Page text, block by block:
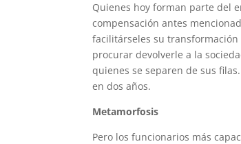
Quienes hoy forman parte del
compensación antes
facilitárseles su
procurar devolverle a la
quienes se separen de sus
en dos años.
Metamorfosis
Pero los funcionarios más